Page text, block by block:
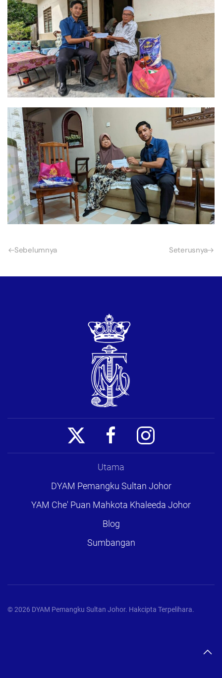
Sebelumnya Seterusnya
Utama
DYAM Pemangku Sultan Johor
YAM Che' Puan Mahkota Khaleeda Johor
Blog
Sumbangan
©2026 DYAM Pemangku Sultan Johor. Hakcipta Terpelihara.